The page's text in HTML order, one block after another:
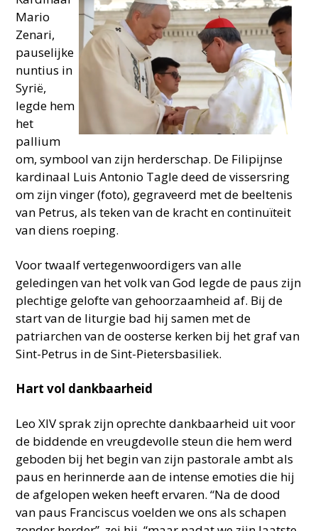
Mario
Zenari,
pauselijke
nuntius in
Syrië,
legde hem
het
pallium
om, symbool van zijn herderschap. De Filipijnse
kardinaal Luis Antonio Tagle deed de vissersring
om zijn vinger (foto), gegraveerd met de beeltenis
van Petrus, als teken van de kracht en continuïteit
van diens roeping.
Voor twaalf vertegenwoordigers van alle
geledingen van het volk van God legde de paus zijn
plechtige gelofte van gehoorzaamheid af. Bij de
start van de liturgie bad hij samen met de
patriarchen van de oosterse kerken bij het graf van
Sint-Petrus in de Sint-Pietersbasiliek.
Hart vol dankbaarheid
Leo XIV sprak zijn oprechte dankbaarheid uit voor
de biddende en vreugdevolle steun die hem werd
geboden bij het begin van zijn pastorale ambt als
paus en herinnerde aan de intense emoties die hij
de afgelopen weken heeft ervaren. “Na de dood
van paus Franciscus voelden we ons als schapen